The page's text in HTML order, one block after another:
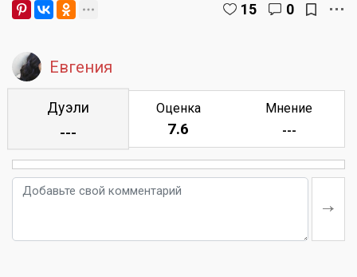
15 0
Евгения
Дуэли
---
Оценка
7.6
Мнение
---